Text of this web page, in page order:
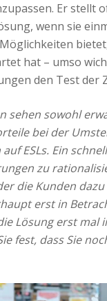
Er stellt
wenn sie
hat – umso
den Test der
sehen sowohl
bei der
ESLs. Ein
zu
die Kunden
erst in
Lösung erst mal
fest, dass Sie